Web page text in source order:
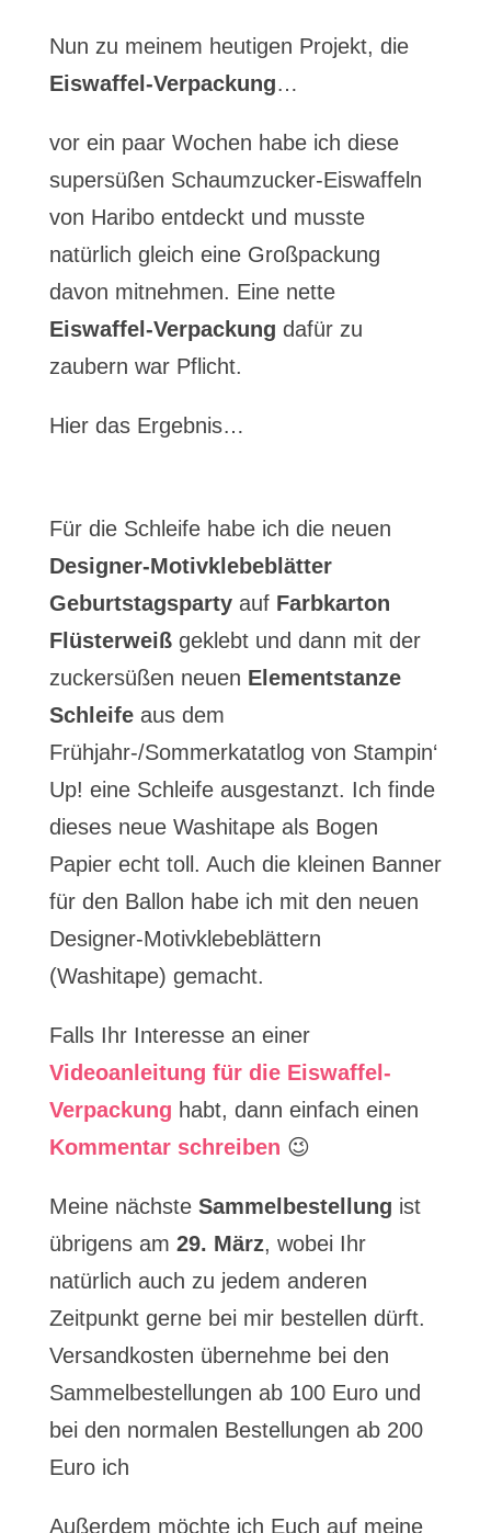
Nun zu meinem heutigen Projekt, die
Eiswaffel-Verpackung…
vor ein paar Wochen habe ich diese
supersüßen Schaumzucker-Eiswaffeln
von Haribo entdeckt und musste
natürlich gleich eine Großpackung
davon mitnehmen. Eine nette
Eiswaffel-Verpackung dafür zu
zaubern war Pflicht.
Hier das Ergebnis…
Für die Schleife habe ich die neuen
Designer-Motivklebeblätter
Geburtstagspartyauf Farbkarton
Flüsterweißgeklebt und dann mit der
zuckersüßen neuen Elementstanze
Schleife aus dem
Frühjahr-/Sommerkatatlog von Stampin‘
Up! eine Schleife ausgestanzt. Ich finde
dieses neue Washitape als Bogen
Papier echt toll. Auch die kleinen Banner
für den Ballon habe ich mit den neuen
Designer-Motivklebeblättern
(Washitape) gemacht.
Falls Ihr Interesse an einer
Videoanleitung für die Eiswaffel-
Verpackung habt, dann einfach einen
Kommentar schreiben 😉
Meine nächste Sammelbestellung ist
übrigens am 29. März, wobei Ihr
natürlich auch zu jedem anderen
Zeitpunkt gerne bei mir bestellen dürft.
Versandkosten übernehme bei den
Sammelbestellungen ab 100 Euro und
bei den normalen Bestellungen ab 200
Euro ich
Außerdem möchte ich Euch auf meine